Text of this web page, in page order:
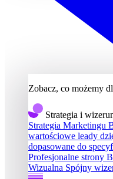
Zobacz, co możemy
Strategia i
Strategia Marketingu
wartościowe leady
dopasowane do
Profesjonalne strony
Wizualna Spójny